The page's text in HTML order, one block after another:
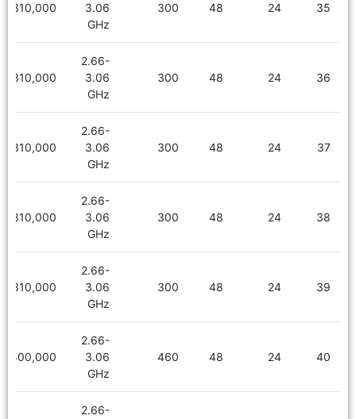
35
24
48
300
3.06
GHz
2,310,000
36
24
48
300
2.66-
3.06
GHz
2,310,000
37
24
48
300
2.66-
3.06
GHz
2,310,000
38
24
48
300
2.66-
3.06
GHz
2,310,000
39
24
48
300
2.66-
3.06
GHz
2,310,000
40
24
48
460
2.66-
3.06
GHz
2,400,000
2.66-